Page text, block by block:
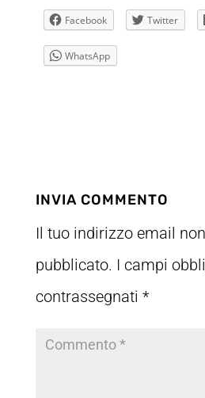
Facebook Twitter
WhatsApp
INVIA COMMENTO
Il tuo indirizzo email
pubblicato. I campi
contrassegnati *